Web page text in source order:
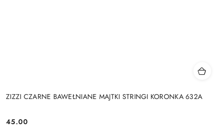
ZIZZI CZARNE BAWEŁNIANE MAJTKI STRINGI KORONKA 632A
Cena:
45.00